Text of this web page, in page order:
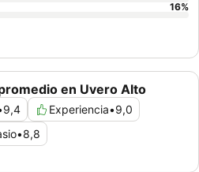
en Uvero Alto
9,4 Experiencia•9,0
•8,8
16%